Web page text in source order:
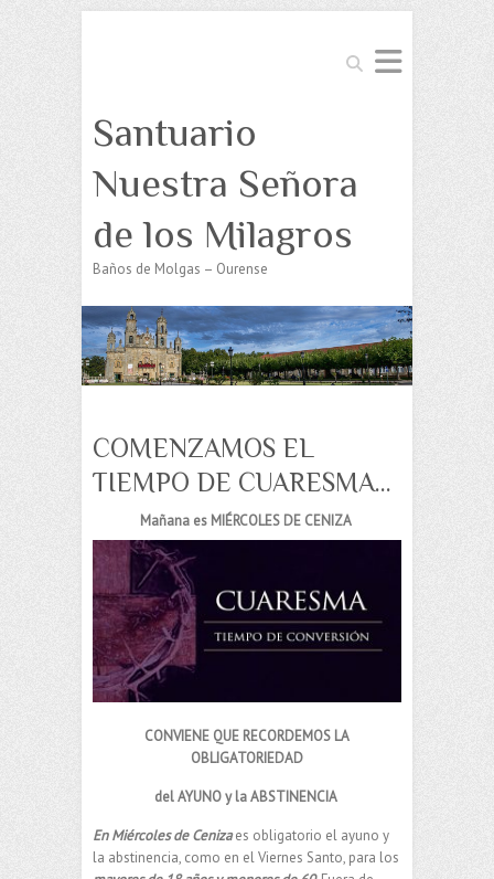
Buscar
Santuario
Nuestra Señora
de los Milagros
Baños de Molgas – Ourense
COMENZAMOS EL
TIEMPO DE CUARESMA…
Mañana es MIÉRCOLES DE CENIZA
CONVIENE QUE RECORDEMOS LA
OBLIGATORIEDAD
del AYUNO y la ABSTINENCIA
En Miércoles de Ceniza es obligatorio el ayuno y
la abstinencia, como en el Viernes Santo, para los